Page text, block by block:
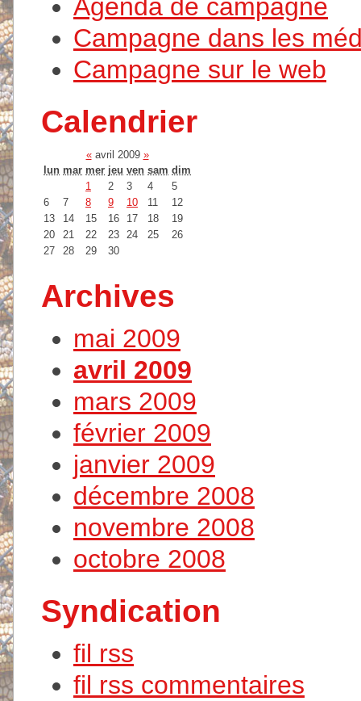
Agenda de campagne
Campagne dans les
Campagne sur le web
Calendrier
«avril 2009 »
lun mar mer jeu ven sam dim
1
2 3 4
5
6
7 8 9 10 11
12
13
14 15 16 17 18
19
20
21 22 23 24 25
26
27
28 29 30
Archives
mai 2009
avril 2009
mars 2009
février 2009
janvier 2009
décembre 2008
novembre 2008
octobre 2008
Syndication
fil rss
fil rss commentaires